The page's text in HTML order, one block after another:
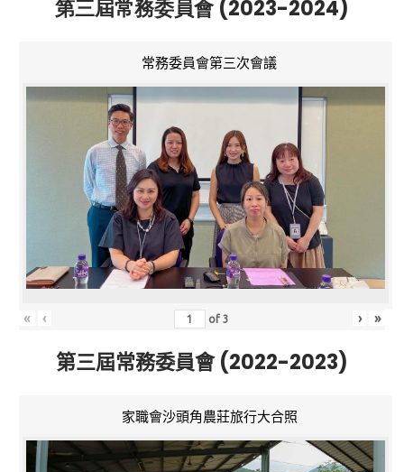
第三屆常務委員會 (2023-2024)
常務委員會第三次會議
« ‹ of3 › »
第三屆常務委員會 (2022-2023)
家職會沙頭角農莊旅行大合照